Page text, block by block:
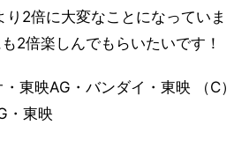
2倍に大変なことになっていま
2倍楽しんでもらいたいです！
東映AG・バンダイ・東映 （C）
・東映